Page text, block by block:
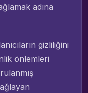
adına
gizliliğini
önlemleri